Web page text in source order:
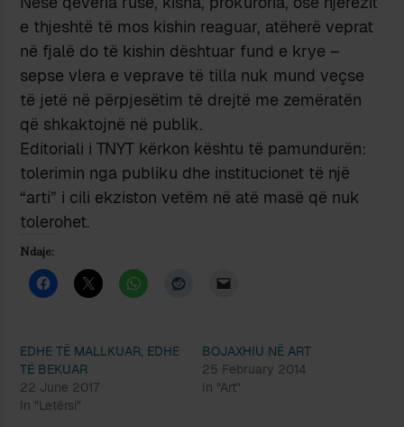
e thjeshtë të mos kishin reaguar, atëherë veprat
në fjalë do të kishin dështuar fund e krye –
sepse vlera e veprave të tilla nuk mund veçse
të jetë në përpjesëtim të drejtë me zemëratën
që shkaktojnë në publik.
Editoriali i TNYT kërkon kështu të pamundurën:
tolerimin nga publiku dhe institucionet të një
“arti” i cili ekziston vetëm në atë masë që nuk
tolerohet.
Ndaje:
EDHE TË MALLKUAR, EDHE
TË BEKUAR
22 June 2017
In "Letërsi"
BOJAXHIU NË ART
25 February 2014
In "Art"